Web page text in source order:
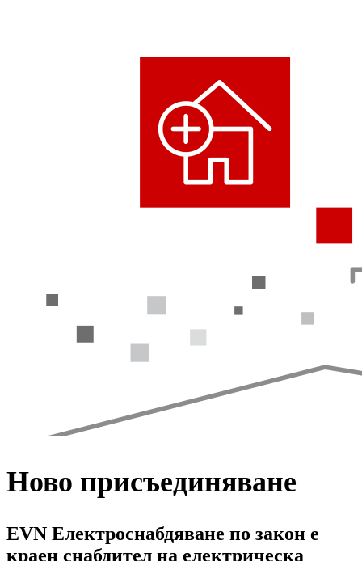
Ново присъединяване
EVN Електроснабдяване по закон е
краен снабдител на електрическа